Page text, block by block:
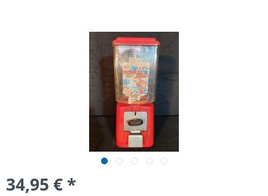
34,95 € *